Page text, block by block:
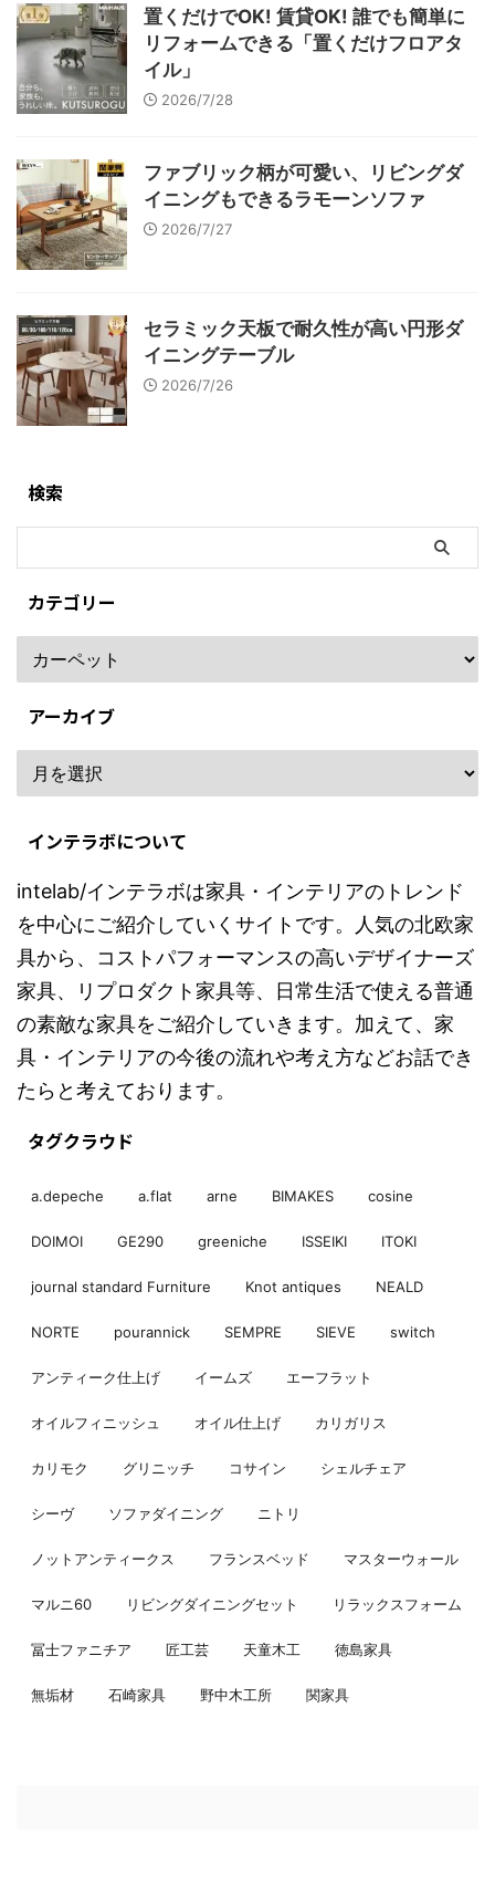
置くだけでOK! 賃貸OK! 誰でも簡単に
リフォームできる「置くだけフロアタ
イル」
2026/7/28
ファブリック柄が可愛い、リビングダ
イニングもできるラモーンソファ
2026/7/27
セラミック天板で耐久性が高い円形ダ
イニングテーブル
2026/7/26
検索
カテゴリー
アーカイブ
インテラボについて
intelab/インテラボは家具・インテリアのトレンド
を中心にご紹介していくサイトです。人気の北欧家
具から、コストパフォーマンスの高いデザイナーズ
家具、リプロダクト家具等、日常生活で使える普通
の素敵な家具をご紹介していきます。加えて、家
具・インテリアの今後の流れや考え方などお話でき
たらと考えております。
タグクラウド
a.depeche a.flat arne BIMAKES cosine
DOIMOI GE290 greeniche ISSEIKI ITOKI
journal standard Furniture Knot antiques NEALD
NORTE pourannick SEMPRE SIEVE switch
アンティーク仕上げ イームズ エーフラット
オイルフィニッシュ オイル仕上げ カリガリス
カリモク グリニッチ コサイン シェルチェア
シーヴ ソファダイニング ニトリ
ノットアンティークス フランスベッド マスターウォール
マルニ60 リビングダイニングセット リラックスフォーム
冨士ファニチア 匠工芸 天童木工 徳島家具
無垢材 石崎家具 野中木工所 関家具